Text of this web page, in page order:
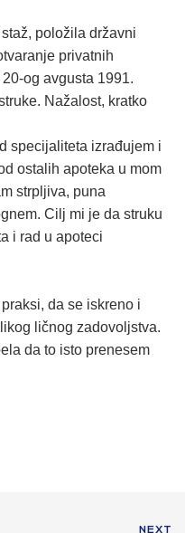
položila državni
privatnih
og avgusta 1991.
Nažalost, kratko
specijaliteta izrađujem i
ostalih apoteka u mom
strpljiva, puna
Cilj mi je da struku
i rad u apoteci
da se iskreno i
ličnog zadovoljstva.
da to isto prenesem
NEXT